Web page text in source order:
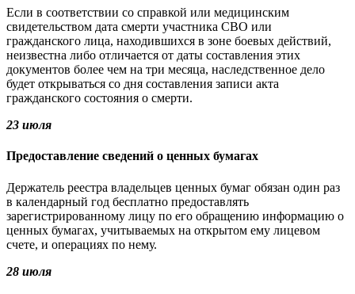
Если в соответствии со справкой или медицинским
свидетельством дата смерти участника СВО или
гражданского лица, находившихся в зоне боевых действий,
неизвестна либо отличается от даты составления этих
документов более чем на три месяца, наследственное дело
будет открываться со дня составления записи акта
гражданского состояния о смерти.
23 июля
Предоставление сведений о ценных бумагах
Держатель реестра владельцев ценных бумаг обязан один раз
в календарный год бесплатно предоставлять
зарегистрированному лицу по его обращению информацию о
ценных бумагах, учитываемых на открытом ему лицевом
счете, и операциях по нему.
28 июля